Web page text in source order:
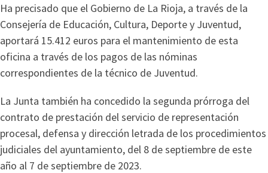
Ha precisado que el Gobierno de La Rioja, a través de la
Consejería de Educación, Cultura, Deporte y Juventud,
aportará 15.412 euros para el mantenimiento de esta
oficina a través de los pagos de las nóminas
correspondientes de la técnico de Juventud.
La Junta también ha concedido la segunda prórroga del
contrato de prestación del servicio de representación
procesal, defensa y dirección letrada de los procedimientos
judiciales del ayuntamiento, del 8 de septiembre de este
año al 7 de septiembre de 2023.